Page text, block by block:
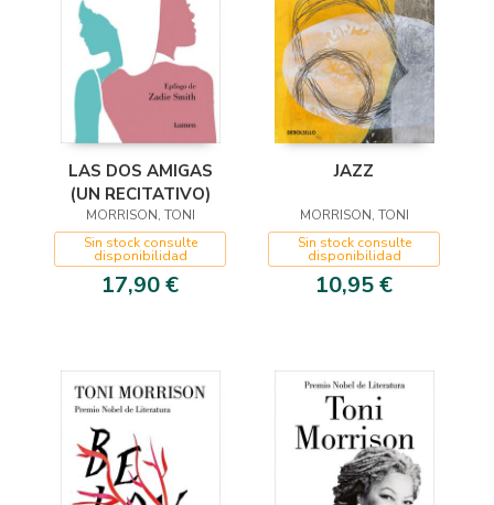
LAS DOS AMIGAS
(UN RECITATIVO)
MORRISON, TONI
Sin stock consulte
disponibilidad
17,90 €
JAZZ
MORRISON, TONI
Sin stock consulte
disponibilidad
10,95 €